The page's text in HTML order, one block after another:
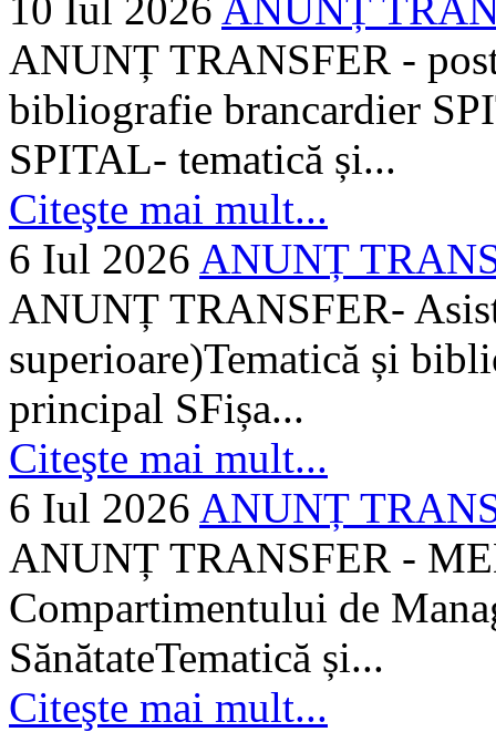
ANUNȚ TRANSFER -
bibliografie brancardier
SPITAL- tematică și...
Citeşte mai mult...
6 Iul 2026 ANUNȚ
ANUNȚ TRANSFER-
superioare)Tematică și
principal SFișa...
Citeşte mai mult...
6 Iul 2026 ANUNȚ
ANUNȚ TRANSFER -
Compartimentului de
SănătateTematică și...
Citeşte mai mult...